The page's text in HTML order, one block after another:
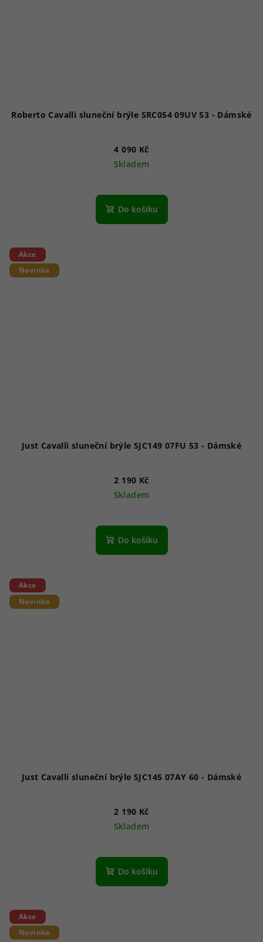
Roberto Cavalli sluneční brýle SRC054 09UV 53 - Dámské
4 090 Kč
Skladem
Do košíku
Akce
Novinka
Just Cavalli sluneční brýle SJC149 07FU 53 - Dámské
2 190 Kč
Skladem
Do košíku
Akce
Novinka
Just Cavalli sluneční brýle SJC145 07AY 60 - Dámské
2 190 Kč
Skladem
Do košíku
Akce
Novinka